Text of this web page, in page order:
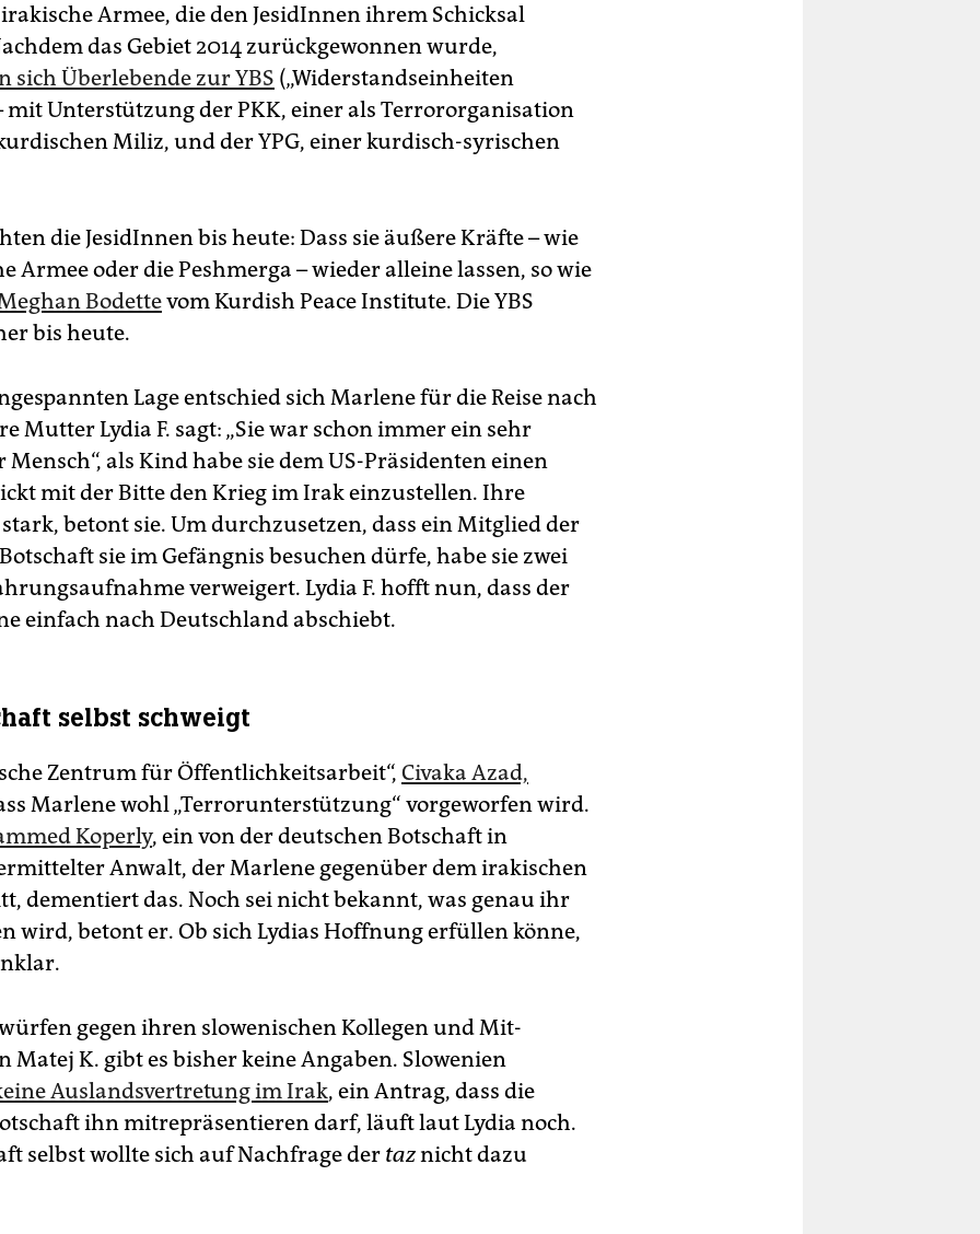
Armee, die den JesidInnen ihrem Schicksal
das Gebiet 2014 zurückgewonnen wurde,
sich Überlebende zur YBS („Widerstandseinheiten
mit Unterstützung der PKK, einer als Terrororganisation
Miliz, und der YPG, einer kurdisch-syrischen
die JesidInnen bis heute: Dass sie äußere Kräfte – wie
Armee oder die Peshmerga – wieder alleine lassen, so wie
Bodettevom Kurdish Peace Institute. Die YBS
bis heute.
Lage entschied sich Marlene für die Reise nach
Mutter Lydia F. sagt: „Sie war schon immer ein sehr
Mensch“, als Kind habe sie dem US-Präsidenten einen
mit der Bitte den Krieg im Irak einzustellen. Ihre
betont sie. Um durchzusetzen, dass ein Mitglied der
sie im Gefängnis besuchen dürfe, habe sie zwei
verweigert. Lydia F. hofft nun, dass der
einfach nach Deutschland abschiebt.
selbst schweigt
Zentrum für Öffentlichkeitsarbeit“, Civaka Azad,
Marlene wohl „Terrorunterstützung“ vorgeworfen wird.
Koperly, ein von der deutschen Botschaft in
Anwalt, der Marlene gegenüber dem irakischen
dementiert das. Noch sei nicht bekannt, was genau ihr
wird, betont er. Ob sich Lydias Hoffnung erfüllen könne,
gegen ihren slowenischen Kollegen und Mit-
Matej K. gibt es bisher keine Angaben. Slowenien
Auslandsvertretung im Irak, ein Antrag, dass die
ihn mitrepräsentieren darf, läuft laut Lydia noch.
selbst wollte sich auf Nachfrage der taznicht dazu